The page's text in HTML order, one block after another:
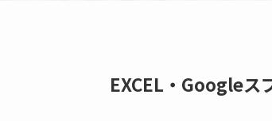
EXCEL・Googleス